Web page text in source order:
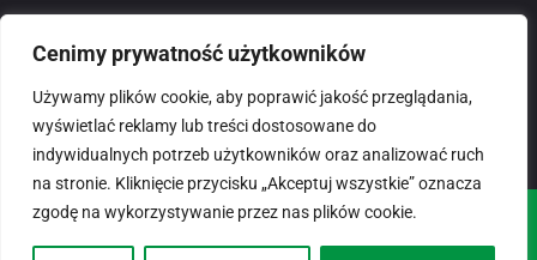
Cenimy prywatność użytkowników
Używamy plików cookie, aby poprawić jakość przeglądania,
wyświetlać reklamy lub treści dostosowane do
indywidualnych potrzeb użytkowników oraz analizować ruch
na stronie. Kliknięcie przycisku „Akceptuj wszystkie” oznacza
zgodę na wykorzystywanie przez nas plików cookie.
Polityka prywatności
© 2026domlux.plZaprojektowany przez: